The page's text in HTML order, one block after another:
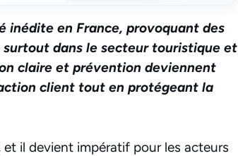
inédite en France, provoquant des
dans le secteur touristique et
claire et prévention deviennent
client tout en protégeant la
et il devient impératif pour les acteurs